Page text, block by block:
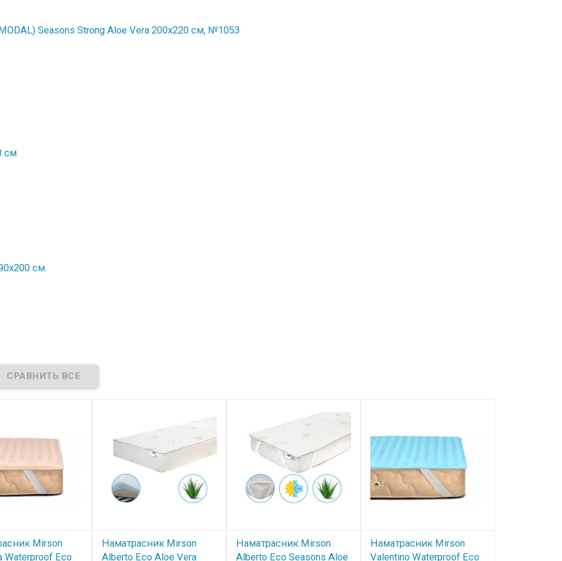
Seasons Strong Aloe Vera 200x220 см, №1053
см.
см.
Mirson
Waterproof Eco
Наматрасник Mirson
Alberto Eco Aloe Vera
Наматрасник Mirson
Alberto Eco Seasons Aloe
Наматрасник Mirson
Valentino Waterproof Eco